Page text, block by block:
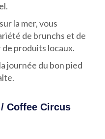
la mer, vous
de brunchs et de
produits locaux.
journée du bon pied
Coffee Circus